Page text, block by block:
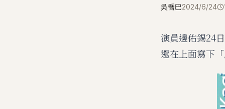
吳喬巴2024/6/24
演員邊佑錫24
還在上面寫下